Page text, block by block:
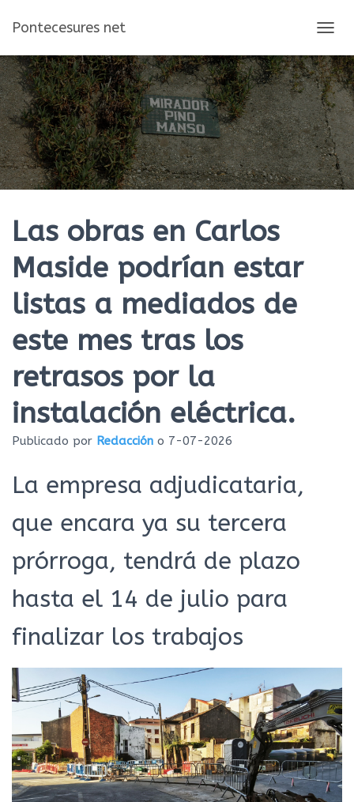
Pontecesures net
A
M
B
I
A
R
M
O
D
O
Las obras en Carlos
Maside podrían estar
listas a mediados de
este mes tras los
retrasos por la
instalación eléctrica.
Publicado por Redacción o 7-07-2026
La empresa adjudicataria,
que encara ya su tercera
prórroga, tendrá de plazo
hasta el 14 de julio para
finalizar los trabajos